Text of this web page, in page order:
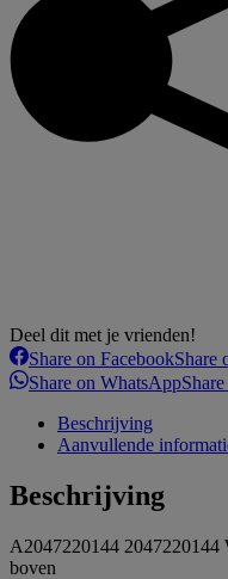
Deel dit met je vrienden!
Share on FacebookShare
Share on WhatsApp
Beschrijving
Aanvullende
Beschrijving
A2047220144
boven